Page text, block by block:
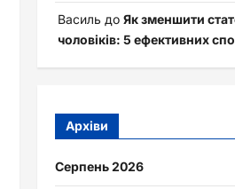
Василь до Як зменшити
чоловіків: 5 ефективних
Архіви
Серпень 2026